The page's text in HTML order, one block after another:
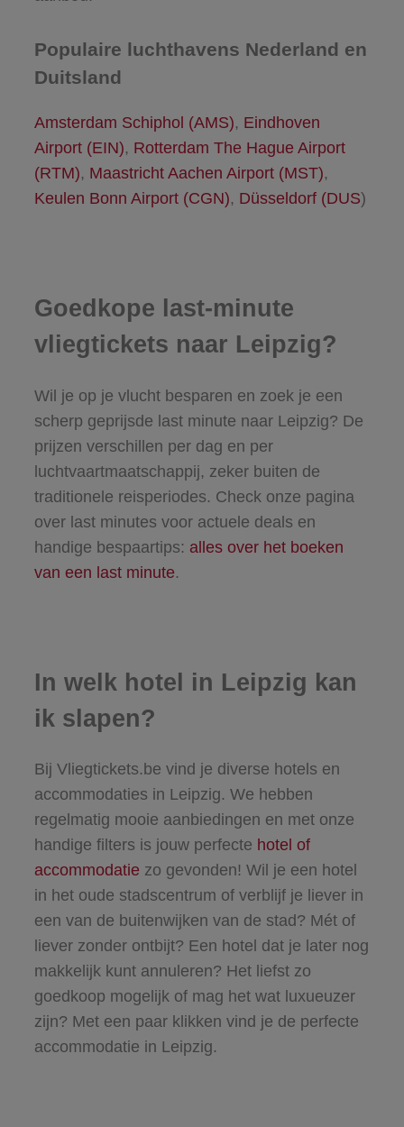
Populaire luchthavens Nederland en
Duitsland
Amsterdam Schiphol (AMS), Eindhoven
Airport (EIN), Rotterdam The Hague Airport
(RTM), Maastricht Aachen Airport (MST),
Keulen Bonn Airport (CGN), Düsseldorf (DUS)
Goedkope last-minute
vliegtickets naar Leipzig?
Wil je op je vlucht besparen en zoek je een
scherp geprijsde last minute naar Leipzig? De
prijzen verschillen per dag en per
luchtvaartmaatschappij, zeker buiten de
traditionele reisperiodes. Check onze pagina
over last minutes voor actuele deals en
handige bespaartips: alles over het boeken
van een last minute.
In welk hotel in Leipzig kan
ik slapen?
Bij Vliegtickets.be vind je diverse hotels en
accommodaties in Leipzig. We hebben
regelmatig mooie aanbiedingen en met onze
handige filters is jouw perfecte hotel of
accommodatie zo gevonden! Wil je een hotel
in het oude stadscentrum of verblijf je liever in
een van de buitenwijken van de stad? Mét of
liever zonder ontbijt? Een hotel dat je later nog
makkelijk kunt annuleren? Het liefst zo
goedkoop mogelijk of mag het wat luxueuzer
zijn? Met een paar klikken vind je de perfecte
accommodatie in Leipzig.